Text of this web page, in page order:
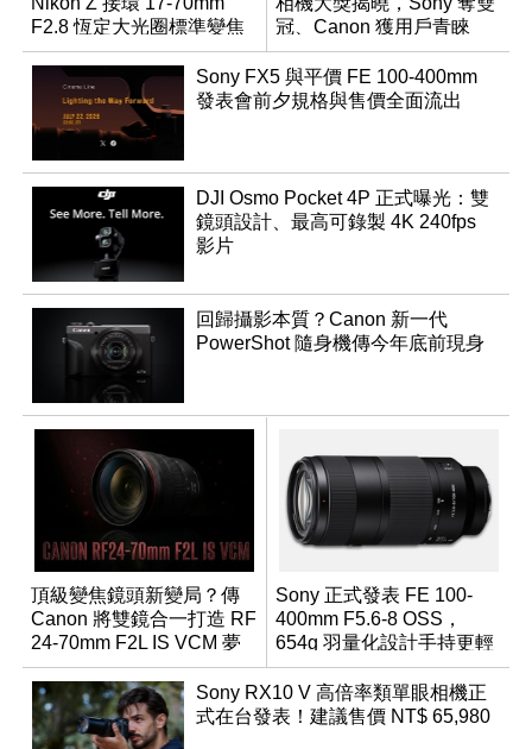
F2.8 恆定大光圈標準變焦
鏡
冠、Canon 獲用戶青睞
Sony FX5 與平價 FE 100-400mm
發表會前夕規格與售價全面流出
DJI Osmo Pocket 4P 正式曝光：雙
鏡頭設計、最高可錄製 4K 240fps
影片
回歸攝影本質？Canon 新一代
PowerShot 隨身機傳今年底前現身
頂級變焦鏡頭新變局？傳
Canon 將雙鏡合一打造 RF
24-70mm F2L IS VCM 夢
幻規格
Sony 正式發表 FE 100-
400mm F5.6-8 OSS，
654g 羽量化設計手持更輕
鬆
Sony RX10 V 高倍率類單眼相機正
式在台發表！建議售價 NT$ 65,980